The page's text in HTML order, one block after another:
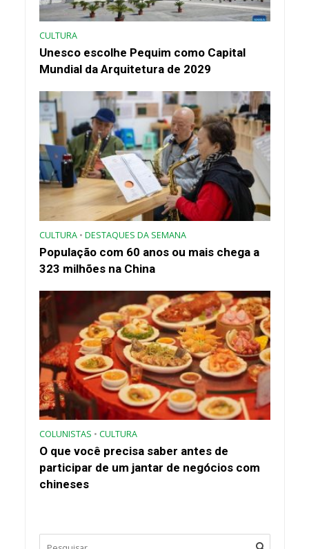
CULTURA
Unesco escolhe Pequim como Capital
Mundial da Arquitetura de 2029
CULTURA • DESTAQUES DA SEMANA
População com 60 anos ou mais chega a
323 milhões na China
COLUNISTAS • CULTURA
O que você precisa saber antes de
participar de um jantar de negócios com
chineses